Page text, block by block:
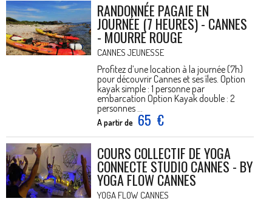
RANDONNÉE PAGAIE EN
JOURNÉE (7 HEURES) - CANNES
- MOURRE ROUGE
CANNES JEUNESSE
Profitez d’une location à la journée (7h)
pour découvrir Cannes et ses îles. Option
kayak simple : 1 personne par
embarcation Option Kayak double : 2
personnes ...
A partir de 65 €
COURS COLLECTIF DE YOGA
CONNECTE STUDIO CANNES - BY
YOGA FLOW CANNES
YOGA FLOW CANNES